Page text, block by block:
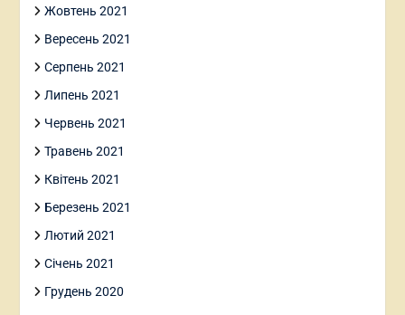
Жовтень 2021
Вересень 2021
Серпень 2021
Липень 2021
Червень 2021
Травень 2021
Квітень 2021
Березень 2021
Лютий 2021
Січень 2021
Грудень 2020